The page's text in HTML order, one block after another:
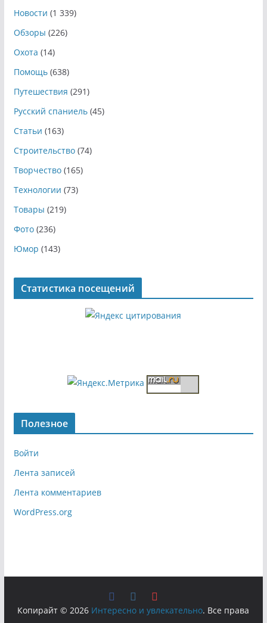
Новости (1 339)
Обзоры (226)
Охота (14)
Помощь(638)
Путешествия (291)
Русский спаниель(45)
Статьи (163)
Строительство(74)
Творчество(165)
Технологии (73)
Товары (219)
Фото(236)
Юмор (143)
Статистика посещений
Полезное
Войти
Лента записей
Лента комментариев
WordPress.org
Копирайт © 2026 Интересно и увлекательно. Все права